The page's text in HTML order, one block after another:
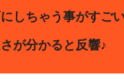
しちゃう事がすご
が分かると反響♪